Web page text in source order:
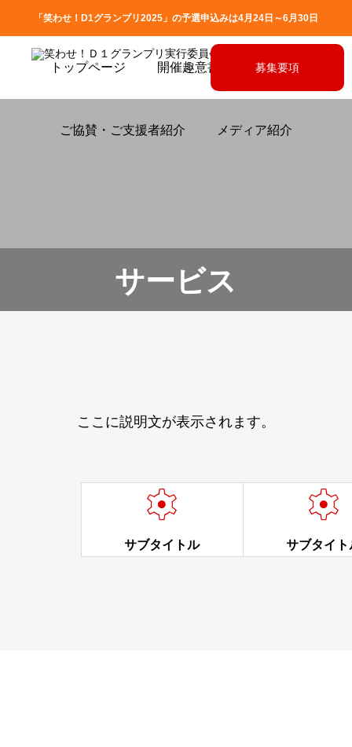
「笑わせ！D1グランプリ2025」の予選申込みは4月24日～6月30日
トップページ 開催趣意書 募集要項
ご協賛・ご支援者紹介 メディア紹介
募集要項
サービス
ここに説明文が表示されます。

サブタイトル

サブタイト